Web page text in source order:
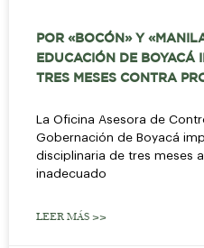
POR «BOCÓN» Y
EDUCACIÓN DE BOYACÁ
TRES MESES CONTRA
La Oficina Asesora de
Gobernación de Boyacá
disciplinaria de tres meses
inadecuado
LEER MÁS >>